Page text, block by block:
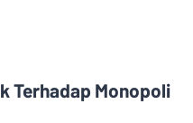
Terhadap Monopoli